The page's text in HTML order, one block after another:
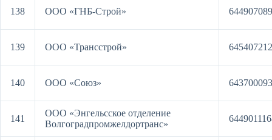
138 ООО «ГНБ-Строй»
139 ООО «Трансстрой»
140 ООО «Союз»
141
ООО «Энгельсское отделение
Волгоградпромжелдортранс»